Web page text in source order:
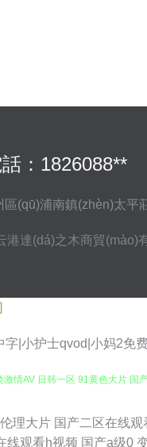
：1826088**
(qū)浦南鎮(zhèn)太平
港達(dá)之木商貿(mào)
|小护士qvod|小妈2
AV 日韩一区 91黄色大片
理大片 国产二区在线观
线观看h视频 国产a级0